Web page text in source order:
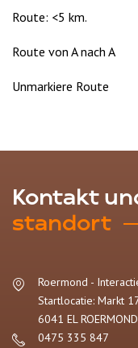
Route: <5 km.
Route von A nach A
Unmarkiere Route
Kontakt
standort
Roermond -
Startlocatie: Markt
6041 EL ROERMOND
0475 335 847